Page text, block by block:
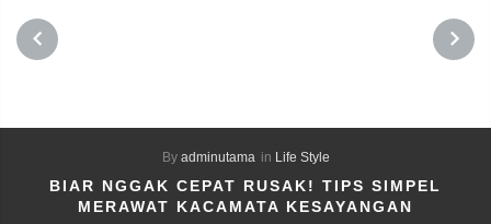
By adminutama in Life Style
BIAR NGGAK CEPAT RUSAK! TIPS SIMPEL
MERAWAT KACAMATA KESAYANGAN